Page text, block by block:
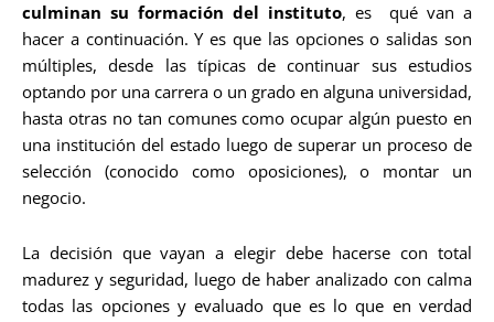
culminan su formación del instituto, es qué van a
hacer a continuación. Y es que las opciones o salidas son
múltiples, desde las típicas de continuar sus estudios
optando por una carrera o un grado en alguna universidad,
hasta otras no tan comunes como ocupar algún puesto en
una institución del estado luego de superar un proceso de
selección (conocido como oposiciones), o montar un
negocio.
La decisión que vayan a elegir debe hacerse con total
madurez y seguridad, luego de haber analizado con calma
todas las opciones y evaluado que es lo que en verdad